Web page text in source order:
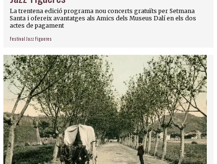
La trentena edició programa nou concerts gratuïts per Setmana
Santa i ofereix avantatges als Amics dels Museus Dalí en els dos
actes de pagament
Festival Jazz Figueres